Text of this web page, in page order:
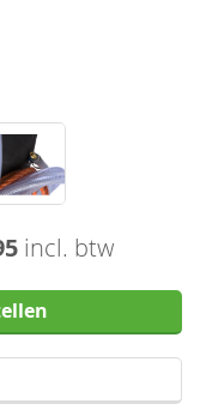
incl. btw